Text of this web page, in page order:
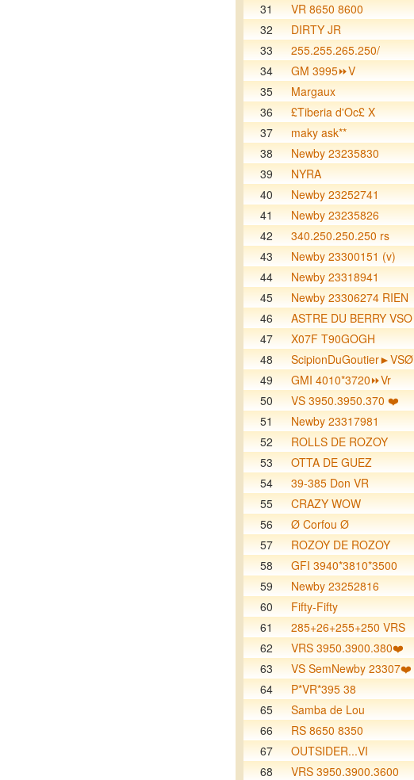
31
VR 8650 8600
32
DIRTY JR
33
255.255.265.250/
34
GM 3995⏩V
35
Margaux
36
£Tiberia d'Oc£ X
37
maky ask**
38
Newby 23235830
39
NYRA
40
Newby 23252741
41
Newby 23235826
42
340.250.250.250 rs
43
Newby 23300151 (v)
44
Newby 23318941
45
Newby 23306274 RIEN
46
ASTRE DU BERRY VSO
47
X07F T90GOGH
48
ScipionDuGoutier►VSØ
49
GMI 4010*3720⏩Vr
50
VS 3950.3950.370 ❤️
51
Newby 23317981
52
ROLLS DE ROZOY
53
OTTA DE GUEZ
54
39-385 Don VR
55
CRAZY WOW
56
Ø Corfou Ø
57
ROZOY DE ROZOY
58
GFI 3940*3810*3500
59
Newby 23252816
60
Fifty-Fifty
61
285+26+255+250 VRS
62
VRS 3950.3900.380❤️
63
VS SemNewby 23307❤️
64
P*VR*395 38
65
Samba de Lou
66
RS 8650 8350
67
OUTSIDER...VI
68
VRS 3950.3900.3600